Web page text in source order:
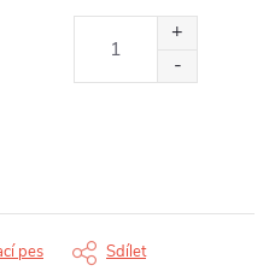
pes Sdílet